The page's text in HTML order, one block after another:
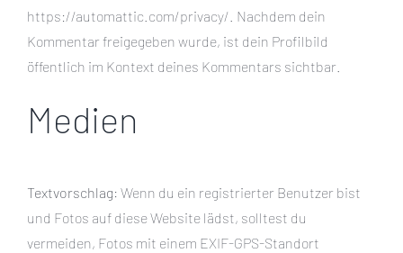
https://automattic.com/privacy/. Nachdem dein
Kommentar freigegeben wurde, ist dein Profilbild
öffentlich im Kontext deines Kommentars sichtbar.
Medien
Textvorschlag: Wenn du ein registrierter Benutzer bist
und Fotos auf diese Website lädst, solltest du
vermeiden, Fotos mit einem EXIF-GPS-Standort